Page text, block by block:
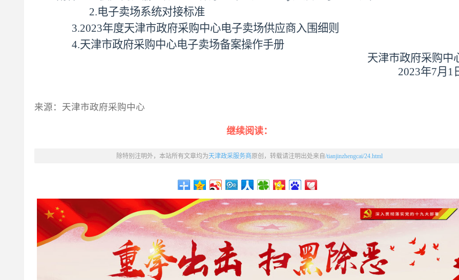
2.电子卖场系统对接标准
3.2023年度天津市政府采购中心电子卖场供应商入围细则
4.天津市政府采购中心电子卖场备案操作手册
天津市政府采购中
2023年7月 1
来源：天津市政府采购中心
继续阅读：
除特别注明外，本站所有文章均为天津政采服务商原创，转载请注明出处来自 /tianjinzhengcai/24.html